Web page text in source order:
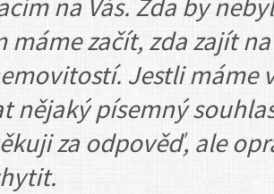
na Vás. Zda by
máme začít, zda zajít
Jestli máme
nějaký písemný
za odpověď, ale